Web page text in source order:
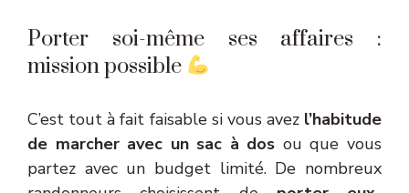
Porter soi-même ses affaires :
mission possible
C’est tout à fait faisable si vous avez l’habitude
de marcher avec un sac à dos ou que vous
partez avec un budget limité. De nombreux